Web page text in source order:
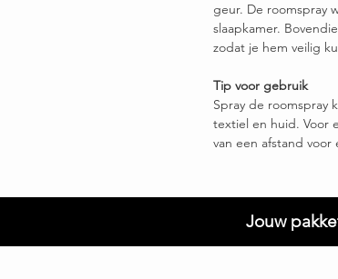
geur. De roomspray
slaapkamer.
zodat je hem veilig
Tip voor gebruik
Spray de roomspray
textiel en huid. Voor
van een afstand
Jouw